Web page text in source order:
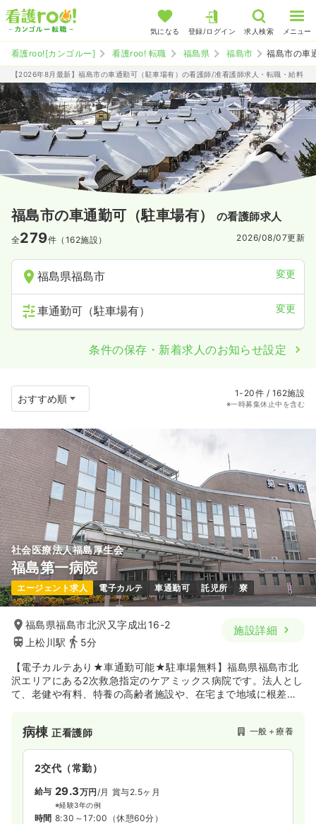
気になる 登録/ログイン 求人検索 メニュー
看護roo![カンゴルー] 看護roo! 転職 福島県 福島市 福島市の車
【2026年8月最新】福島市の車通勤可（駐車場有）の看護師/准看護師求人・転職・給料
福島市の車通勤可（駐車場有） の看護師求人
全279件（162施設） 2026/08/07更新
福島県福島市 変更
車通勤可（駐車場有） 変更
条件の保存・新着求人のお知らせ設定
1-20件 / 162施設
※一時募集休止中を含む
社会医療法人福島厚生会
福島第一病院
エージェント求人 電子カルテ 車通勤可 託児所 寮
福島県福島市北沢又字成出16-2
上松川駅
5分
施設詳細
【電子カルテあり★車通勤可能★駐車場無料】福島県福島市北
沢エリアにある2次救急指定のケアミックス病院です。法人とし
て、老健や有料、特養の高齢者施設や、在宅まで地域に根差し
く、整形外科は高齢者の大腿骨骨折やひざ関節置換術が中心
で、緊急心カテにも対応しています。内科では高齢者の内科疾
患を幅広く診ています。心臓血管病センターを開設しており、
専門的な治療も行っています。
病棟正看護師 一般＋療養
2交代（常勤）
給与 29.3万円 /月 賞与2.5ヶ月
※経験3年の例
時間 8:30～17:00 （休憩60分）